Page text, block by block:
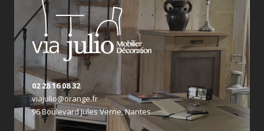
02 28 16 08 32
viajulio@orange.fr
96 Boulevard Jules Verne, Nantes